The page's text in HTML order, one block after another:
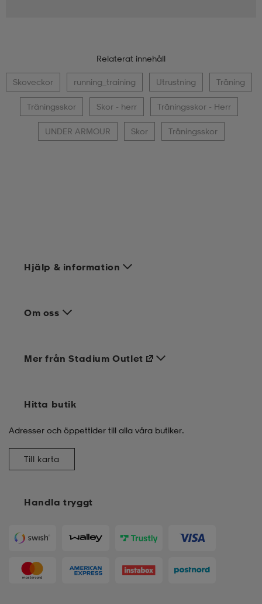
Relaterat innehåll
Skoveckor running_training Utrustning Träning
Träningsskor Skor - herr Träningsskor - Herr
UNDER ARMOUR Skor Träningsskor
Hjälp & information
Om oss
Handla tryggt
Mer från Stadium Outlet
Hitta butik
Adresser och öppettider till alla våra butiker.
Till karta